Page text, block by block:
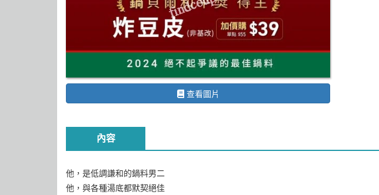
查看圖片
內容
他，是低調謙和的鍋料男二
他，與各種湯底都默契絕佳